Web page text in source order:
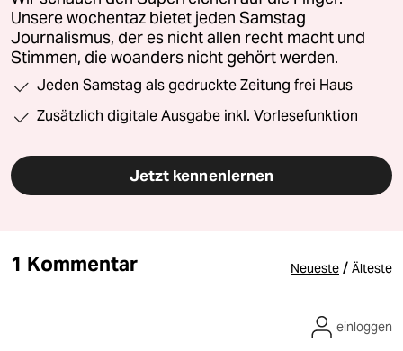
Unsere wochentaz bietet jeden Samstag
Journalismus, der es nicht allen recht macht und
Stimmen, die woanders nicht gehört werden.
Jeden Samstag als gedruckte Zeitung frei Haus
Zusätzlich digitale Ausgabe inkl. Vorlesefunktion
Jetzt kennenlernen
1 Kommentar Neueste / Älteste
einloggen